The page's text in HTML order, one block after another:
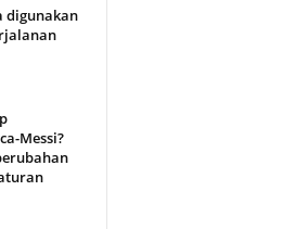
digunakan
Messi?